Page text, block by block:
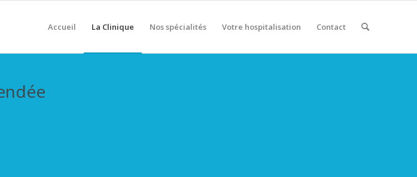
Accueil La Clinique Nos spécialités Votre hospitalisation Contact